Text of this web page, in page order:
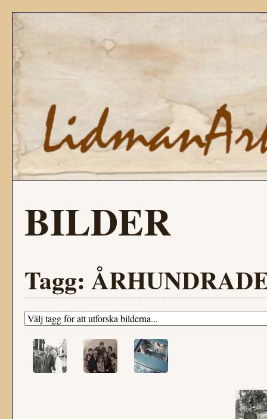
BILDER
Tagg: